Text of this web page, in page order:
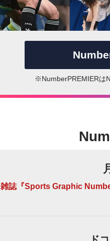
※NumberPREMIERは
雑誌『Sports Graphic